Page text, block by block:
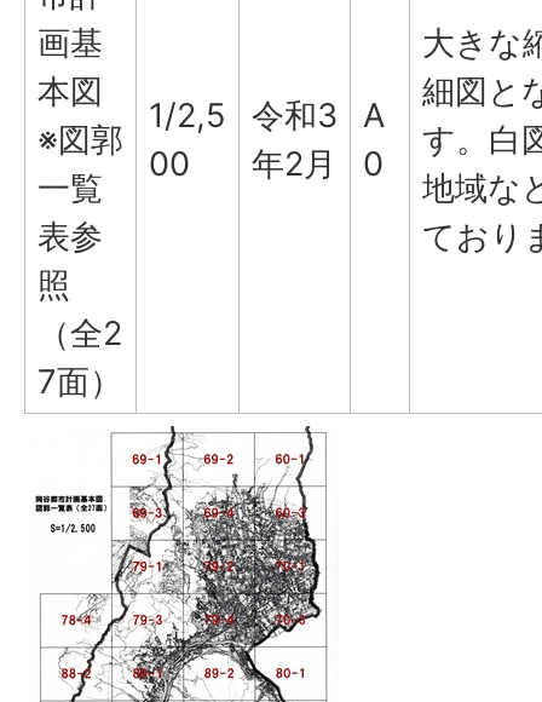
画基
本図
※図郭
一覧
表参
照
（全2
7面）
1/2,5
00
令和3
年2月
A
0
大きな
細図と
す。白
地域な
ており